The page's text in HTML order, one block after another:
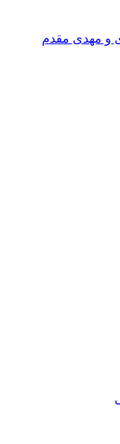
و مهدى مقدم